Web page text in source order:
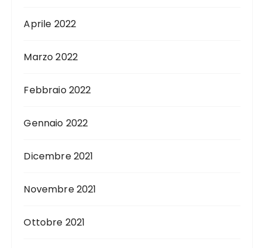
Aprile 2022
Marzo 2022
Febbraio 2022
Gennaio 2022
Dicembre 2021
Novembre 2021
Ottobre 2021